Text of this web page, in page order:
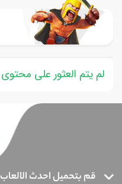
لم يتم العثور على محتوى
قم بتحميل احدث الالعاب